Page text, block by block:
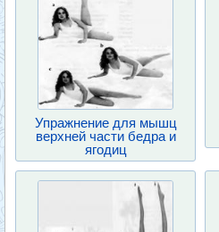
Упражнение для мышц
верхней части бедра и
ягодиц